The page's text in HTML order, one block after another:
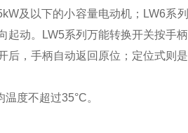
及以下的小容量电动机；LW6系
起动。LW5系列万能转换开关按手
后，手柄自动返回原位；定位式则
度不超过35°C。